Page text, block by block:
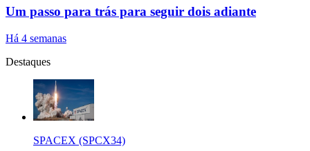
Um passo para trás para seguir dois adiante
Há 4 semanas
Destaques
SPACEX (SPCX34)